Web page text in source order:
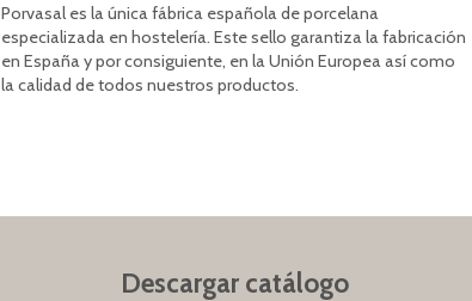
Porvasal es la única fábrica española de porcelana
especializada en hostelería. Este sello garantiza la fabricación
en España y por consiguiente, en la Unión Europea así como
la calidad de todos nuestros productos.
Descargar catálogo